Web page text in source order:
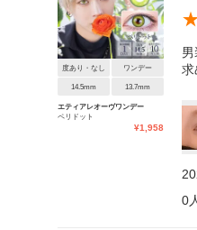
度あり・なし ワンデー
14.5mm 13.7mm
エティアレオーヴワンデー
ペリドット
¥1,958
求
0